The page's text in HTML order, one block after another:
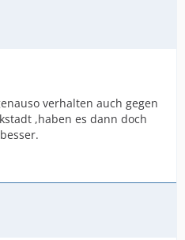
verhalten auch gegen
,haben es dann doch